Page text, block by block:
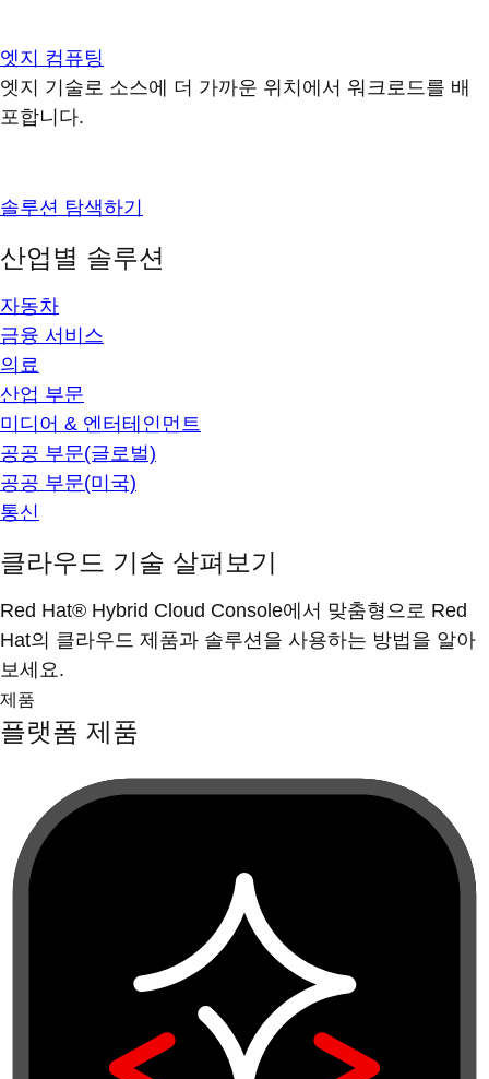
엣지 컴퓨팅
엣지 기술로 소스에 더 가까운 위치에서 워크로드를 배
포합니다.
솔루션 탐색하기
산업별 솔루션
자동차
금융 서비스
의료
산업 부문
미디어 & 엔터테인먼트
공공 부문(글로벌)
공공 부문(미국)
통신
클라우드 기술 살펴보기
Red Hat® Hybrid Cloud Console에서 맞춤형으로 Red
Hat의 클라우드 제품과 솔루션을 사용하는 방법을 알아
보세요.
제품
플랫폼 제품